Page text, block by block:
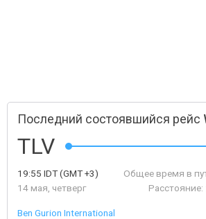
Последний состоявшийся рейс
TLV
19:55 IDT(GMT +3)
14 мая, четверг
Общее время в
Расстояние:
Ben Gurion International